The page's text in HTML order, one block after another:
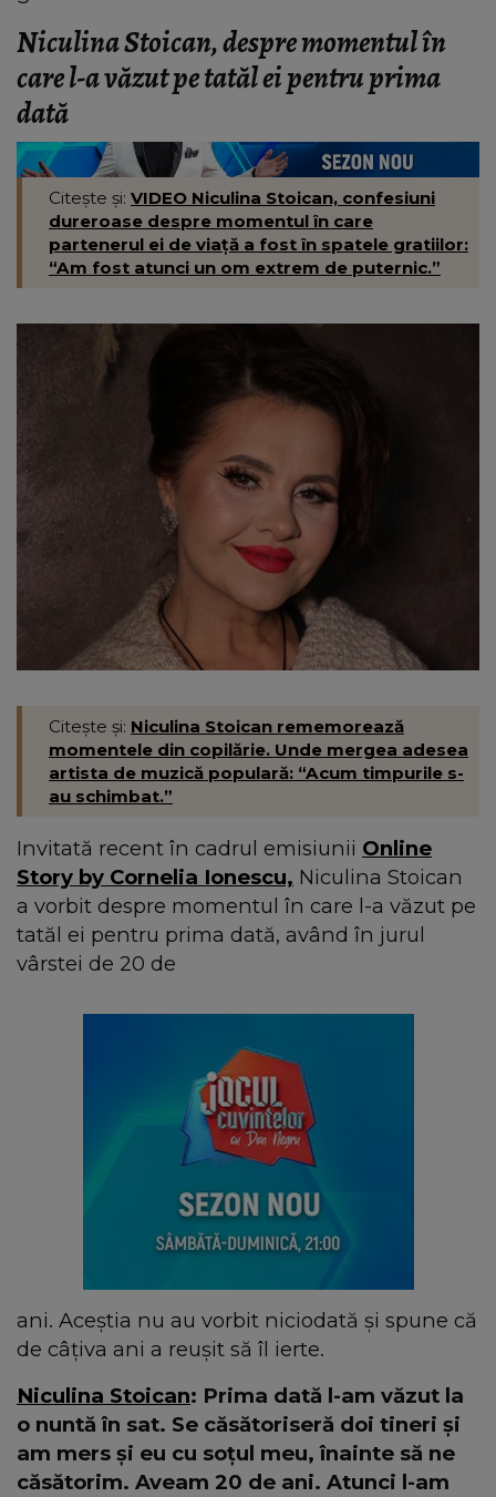
Niculina Stoican, despre momentul în
care l-a văzut pe tatăl ei pentru prima
dată
Citește și: VIDEO Niculina Stoican, confesiuni
dureroase despre momentul în care
partenerul ei de viață a fost în spatele gratiilor:
“Am fost atunci un om extrem de puternic.”
Citește și: Niculina Stoican rememorează
momentele din copilărie. Unde mergea adesea
artista de muzică populară: “Acum timpurile s-
au schimbat.”
Invitată recent în cadrul emisiunii Online
Story by Cornelia Ionescu, Niculina Stoican
a vorbit despre momentul în care l-a văzut pe
tatăl ei pentru prima dată, având în jurul
vârstei de 20 de
ani. Aceștia nu au vorbit niciodată și spune că
de câțiva ani a reușit să îl ierte.
Niculina Stoican: Prima dată l-am văzut la
o nuntă în sat. Se căsătoriseră doi tineri și
am mers și eu cu soțul meu, înainte să ne
căsătorim. Aveam 20 de ani. Atunci l-am